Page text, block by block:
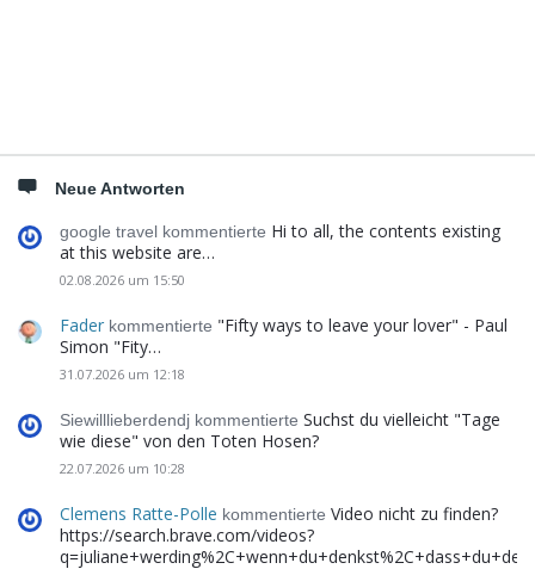
Neue Antworten
google travel kommentierte Hi to all, the contents existing
at this website are…
02.08.2026 um 15:50
Fader kommentierte "Fifty ways to leave your lover" - Paul
Simon "Fity…
31.07.2026 um 12:18
Siewilllieberdendj kommentierte Suchst du vielleicht "Tage
wie diese" von den Toten Hosen?
22.07.2026 um 10:28
Clemens Ratte-Polle kommentierte Video nicht zu finden?
https://search.brave.com/videos?